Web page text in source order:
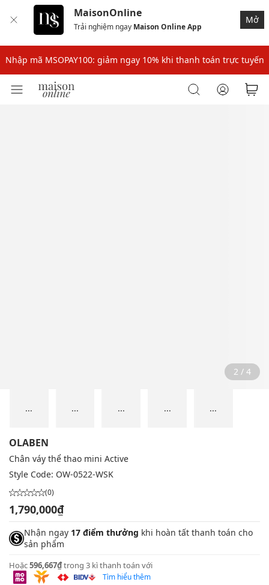
MaisonOnline
Trải nghiệm ngay Maison Online App
Mở
Nhập mã: MSOXINCHAO - Giảm 10% đơn đầu cho thành viên mới!
Nhập mã MSOPAY100: giảm ngay 10% khi thanh toán trực tuyến
Nhập mã: MSOXINCHAO - Giảm 10% đơn đầu cho thành viên mới!
2 / 4
... ... ... ... ...
OLABEN
Chân váy thể thao mini Active
Style Code: OW-0522-WSK
(0)
1,790,000₫
Nhận ngay 17 điểm thưởng khi hoàn tất thanh toán cho
sản phẩm
Hoặc596,667₫trong 3 kì thanh toán với
Tìm hiểu thêm